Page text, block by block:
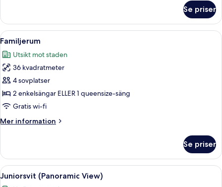
(City
or
lake
Se priser
Öppna
alla
foton
för
Familjerum
Ett hotellrum med två sängar, ett
18
Familjerum
Utsikt mot staden
36 kvadratmeter
4 sovplatser
2 enkelsängar ELLER 1 queensize-säng
Gratis wi-fi
Mer information
Mer
Se priser
Öppna
alla
Ett hotellrum med en säng, en stol,
17
Juniorsvit (Panoramic View)